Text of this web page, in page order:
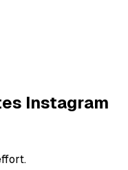
Instagram